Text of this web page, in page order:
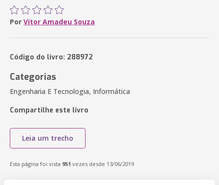
Por Vitor Amadeu Souza
Código do livro: 288972
Categorias
Engenharia E Tecnologia, Informática
Compartilhe este livro
Leia um trecho
Esta página foi vista 951 vezes desde 13/06/2019